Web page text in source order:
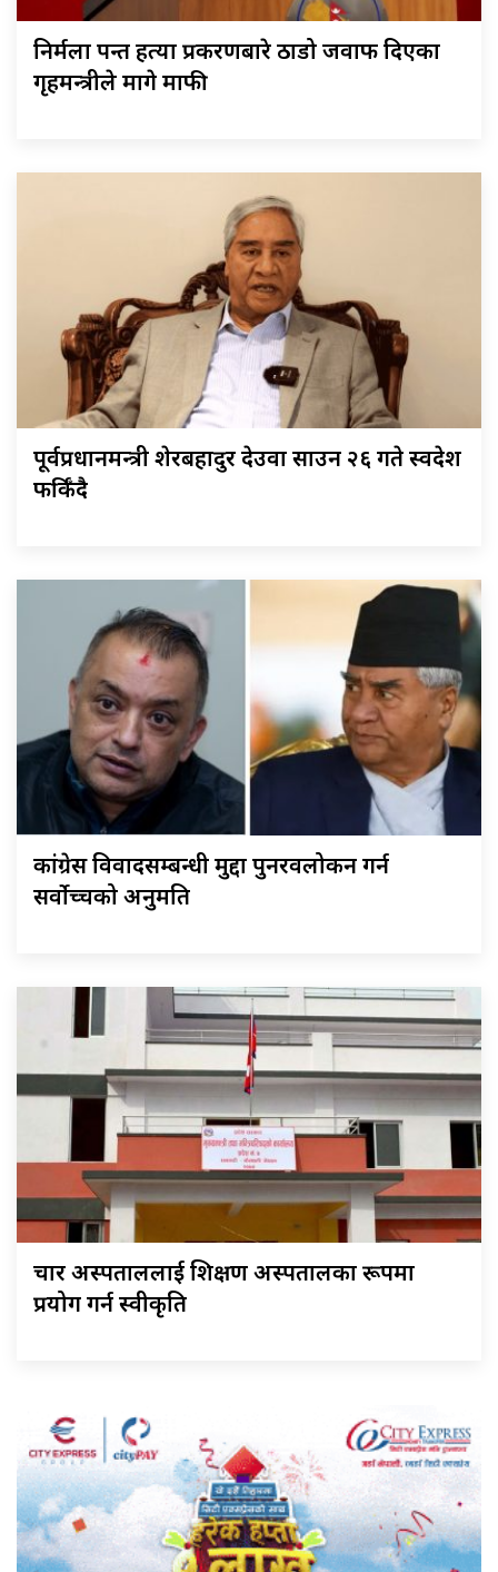
निर्मला पन्त हत्या प्रकरणबारे ठाडो जवाफ दिएका
गृहमन्त्रीले मागे माफी
पूर्वप्रधानमन्त्री शेरबहादुर देउवा साउन २६ गते स्वदेश
फर्किँदै
कांग्रेस विवादसम्बन्धी मुद्दा पुनरवलोकन गर्न
सर्वोच्चको अनुमति
चार अस्पताललाई शिक्षण अस्पतालका रूपमा
प्रयोग गर्न स्वीकृति